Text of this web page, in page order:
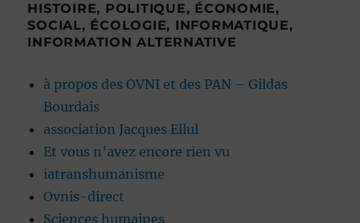
HISTOIRE, POLITIQUE, ÉCONOMIE,
SOCIAL, ÉCOLOGIE, INFORMATIQUE,
INFORMATION ALTERNATIVE
à propos des OVNI et des PAN – Gildas
Bourdais
association Jacques Ellul
Et vous n'avez encore rien vu
iatranshumanisme
Ovnis-direct
Sciences humaines